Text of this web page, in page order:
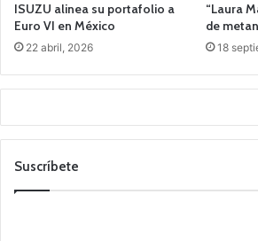
ISUZU alinea su portafolio a
Euro VI en México
22 abril, 2026
“Laura
de
18
Suscríbete